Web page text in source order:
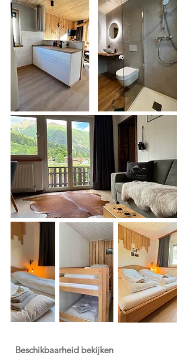
Beschikbaarheid bekijken